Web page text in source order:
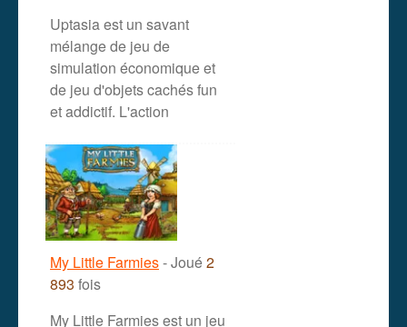
Uptasia est un savant
mélange de jeu de
simulation économique et
de jeu d'objets cachés fun
et addictif. L'action
My Little Farmies- Joué2
893 fois
My Little Farmies est un jeu